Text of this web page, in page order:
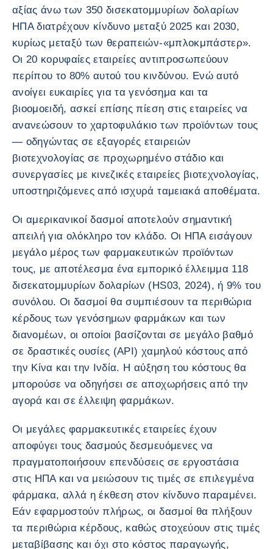
αξίας άνω των 350 δισεκατομμυρίων δολαρίων
ΗΠΑ διατρέχουν κίνδυνο μεταξύ 2025 και 2030,
κυρίως μεταξύ των θεραπειών-«μπλοκμπάστερ».
Οι 20 κορυφαίες εταιρείες αντιπροσωπεύουν
περίπου το 80% αυτού του κινδύνου. Ενώ αυτό
ανοίγει ευκαιρίες για τα γενόσημα και τα
βιοομοειδή, ασκεί επίσης πίεση στις εταιρείες να
ανανεώσουν το χαρτοφυλάκιο των προϊόντων τους
— οδηγώντας σε εξαγορές εταιρειών
βιοτεχνολογίας σε προχωρημένο στάδιο και
συνεργασίες με κινεζικές εταιρείες βιοτεχνολογίας,
υποστηριζόμενες από ισχυρά ταμειακά αποθέματα.
Οι αμερικανικοί δασμοί αποτελούν σημαντική
απειλή για ολόκληρο τον κλάδο. Οι ΗΠΑ εισάγουν
μεγάλο μέρος των φαρμακευτικών προϊόντων
τους, με αποτέλεσμα ένα εμπορικό έλλειμμα 118
δισεκατομμυρίων δολαρίων (HS03, 2024), ή 9% του
συνόλου. Οι δασμοί θα συμπιέσουν τα περιθώρια
κέρδους των γενόσημων φαρμάκων και των
διανομέων, οι οποίοι βασίζονται σε μεγάλο βαθμό
σε δραστικές ουσίες (API) χαμηλού κόστους από
την Κίνα και την Ινδία. Η αύξηση του κόστους θα
μπορούσε να οδηγήσει σε αποχωρήσεις από την
αγορά και σε έλλειψη φαρμάκων.
Οι μεγάλες φαρμακευτικές εταιρείες έχουν
αποφύγει τους δασμούς δεσμευόμενες να
πραγματοποιήσουν επενδύσεις σε εργοστάσια
στις ΗΠΑ και να μειώσουν τις τιμές σε επιλεγμένα
φάρμακα, αλλά η έκθεση στον κίνδυνο παραμένει.
Εάν εφαρμοστούν πλήρως, οι δασμοί θα πλήξουν
τα περιθώρια κέρδους, καθώς στοχεύουν στις τιμές
μεταβίβασης και όχι στο κόστος παραγωγής,